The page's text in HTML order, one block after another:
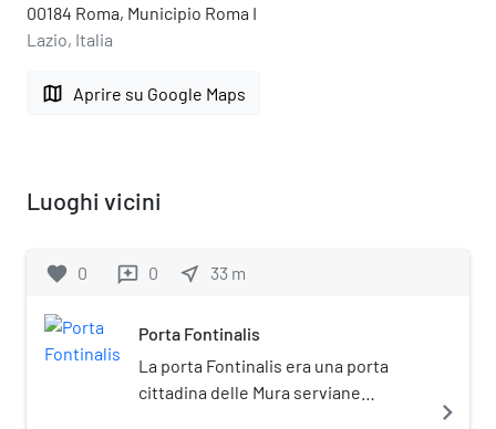
00184 Roma, Municipio Roma I
Lazio, Italia
map Aprire su Google Maps
Luoghi vicini
favorite 0 reviews 0 near_me 33 m
Porta Fontinalis
La porta Fontinalis era una porta
cittadina delle Mura serviane
navigate_next